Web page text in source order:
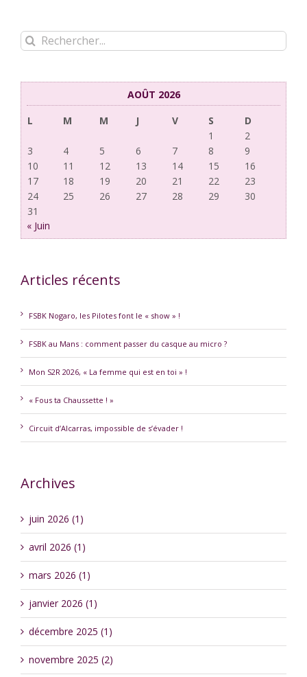
Rechercher:
AOÛT 2026
L
M M J V S
D
1
2
3
4 5 6 7 8
9
10
11 12 13 14 15
16
17
18 19 20 21 22
23
24
25 26 27 28 29
30
31
« Juin
Articles récents
FSBK Nogaro, les Pilotes font le « show » !
FSBK au Mans : comment passer du casque au micro ?
Mon S2R 2026, « La femme qui est en toi » !
« Fous ta Chaussette ! »
Circuit d’Alcarras, impossible de s’évader !
Archives
juin 2026 (1)
avril 2026 (1)
mars 2026 (1)
janvier 2026 (1)
décembre 2025 (1)
novembre 2025 (2)